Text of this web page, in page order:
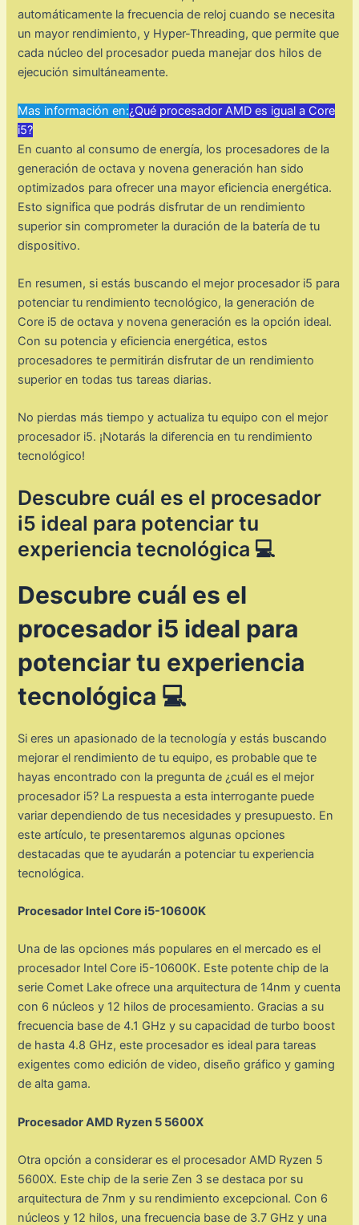
automáticamente la frecuencia de reloj cuando se necesita
un mayor rendimiento, y Hyper-Threading, que permite que
cada núcleo del procesador pueda manejar dos hilos de
ejecución simultáneamente.
Mas información en:¿Qué procesador AMD es igual a Core
i5?
En cuanto al consumo de energía, los procesadores de la
generación de octava y novena generación han sido
optimizados para ofrecer una mayor eficiencia energética.
Esto significa que podrás disfrutar de un rendimiento
superior sin comprometer la duración de la batería de tu
dispositivo.
En resumen, si estás buscando el mejor procesador i5 para
potenciar tu rendimiento tecnológico, la generación de
Core i5 de octava y novena generación es la opción ideal.
Con su potencia y eficiencia energética, estos
procesadores te permitirán disfrutar de un rendimiento
superior en todas tus tareas diarias.
No pierdas más tiempo y actualiza tu equipo con el mejor
procesador i5. ¡Notarás la diferencia en tu rendimiento
tecnológico!
Descubre cuál es el procesador
i5 ideal para potenciar tu
experiencia tecnológica 💻
Descubre cuál es el
procesador i5 ideal para
potenciar tu experiencia
tecnológica 💻
Si eres un apasionado de la tecnología y estás buscando
mejorar el rendimiento de tu equipo, es probable que te
hayas encontrado con la pregunta de ¿cuál es el mejor
procesador i5? La respuesta a esta interrogante puede
variar dependiendo de tus necesidades y presupuesto. En
este artículo, te presentaremos algunas opciones
destacadas que te ayudarán a potenciar tu experiencia
tecnológica.
Procesador Intel Core i5-10600K
Una de las opciones más populares en el mercado es el
procesador Intel Core i5-10600K. Este potente chip de la
serie Comet Lake ofrece una arquitectura de 14nm y cuenta
con 6 núcleos y 12 hilos de procesamiento. Gracias a su
frecuencia base de 4.1 GHz y su capacidad de turbo boost
de hasta 4.8 GHz, este procesador es ideal para tareas
exigentes como edición de video, diseño gráfico y gaming
de alta gama.
Procesador AMD Ryzen 5 5600X
Otra opción a considerar es el procesador AMD Ryzen 5
5600X. Este chip de la serie Zen 3 se destaca por su
arquitectura de 7nm y su rendimiento excepcional. Con 6
núcleos y 12 hilos, una frecuencia base de 3.7 GHz y una